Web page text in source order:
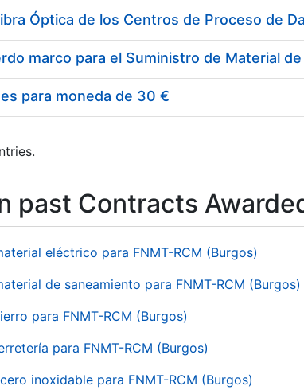
para moneda de 30 €
past Contracts
eléctrico para FNMT-RCM (Burgos)
de saneamiento para FNMT-RCM (Burgos)
para FNMT-RCM (Burgos)
para FNMT-RCM (Burgos)
inoxidable para FNMT-RCM (Burgos)